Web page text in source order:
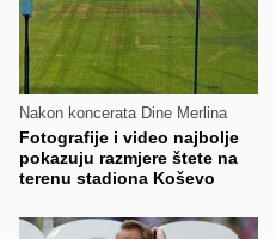
Nakon koncerata Dine Merlina
Fotografije i video najbolje
pokazuju razmjere štete na
terenu stadiona Koševo